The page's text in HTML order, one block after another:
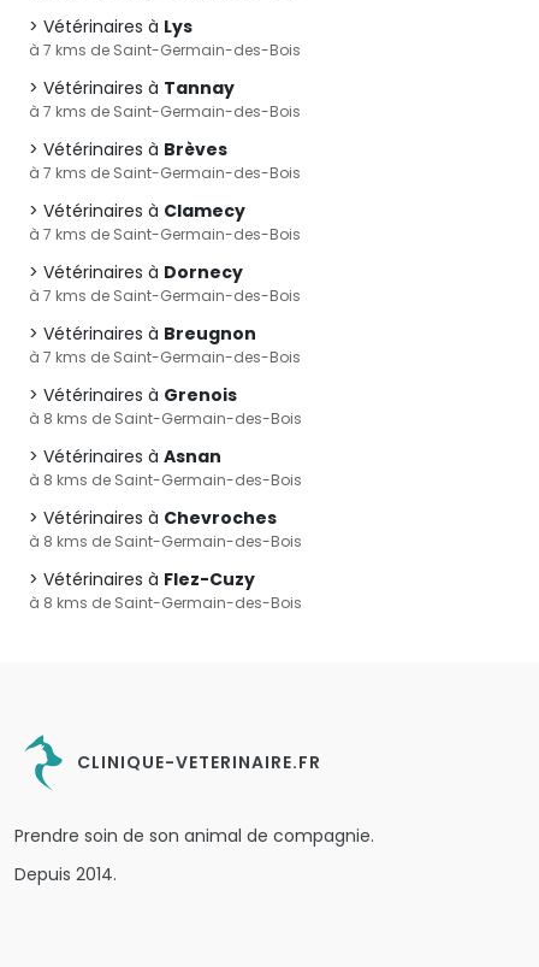
Vétérinaires à Lys
à 7 kms de Saint-Germain-des-Bois
Vétérinaires à Tannay
à 7 kms de Saint-Germain-des-Bois
Vétérinaires à Brèves
à 7 kms de Saint-Germain-des-Bois
Vétérinaires à Clamecy
à 7 kms de Saint-Germain-des-Bois
Vétérinaires à Dornecy
à 7 kms de Saint-Germain-des-Bois
Vétérinaires à Breugnon
à 7 kms de Saint-Germain-des-Bois
Vétérinaires à Grenois
à 8 kms de Saint-Germain-des-Bois
Vétérinaires à Asnan
à 8 kms de Saint-Germain-des-Bois
Vétérinaires à Chevroches
à 8 kms de Saint-Germain-des-Bois
Vétérinaires à Flez-Cuzy
à 8 kms de Saint-Germain-des-Bois
CLINIQUE-VETERINAIRE.FR
Prendre soin de son animal de compagnie.
Depuis 2014.